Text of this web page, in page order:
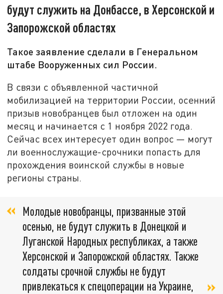
будут служить на Донбассе, в Херсонской и
Запорожской областях
Такое заявление сделали в Генеральном
штабе Вооруженных сил России.
В связи с объявленной частичной
мобилизацией на территории России, осенний
призыв новобранцев был отложен на один
месяц и начинается с 1 ноября 2022 года.
Сейчас всех интересует один вопрос — могут
ли военнослужащие-срочники попасть для
прохождения воинской службы в новые
регионы страны.
Молодые новобранцы, призванные этой
осенью, не будут служить в Донецкой и
Луганской Народных республиках, а также
Херсонской и Запорожской областях. Также
солдаты срочной службы не будут
привлекаться к спецоперации на Украине,